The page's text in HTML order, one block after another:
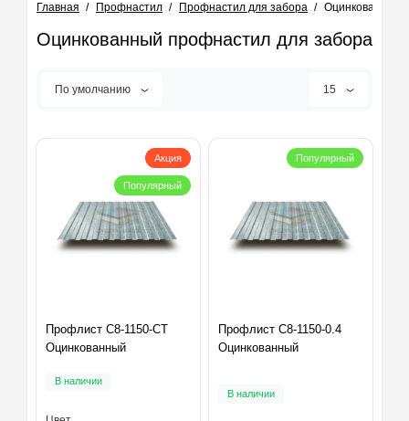
Главная Профнастил Профнастил для забора Оцинкованный
Оцинкованный профнастил для забора
По умолчанию 15
Акция
Популярный
Профлист С8-1150-СТ
Оцинкованный
В наличии
Популярный
Профлист С8-1150-0.4
Оцинкованный
В наличии